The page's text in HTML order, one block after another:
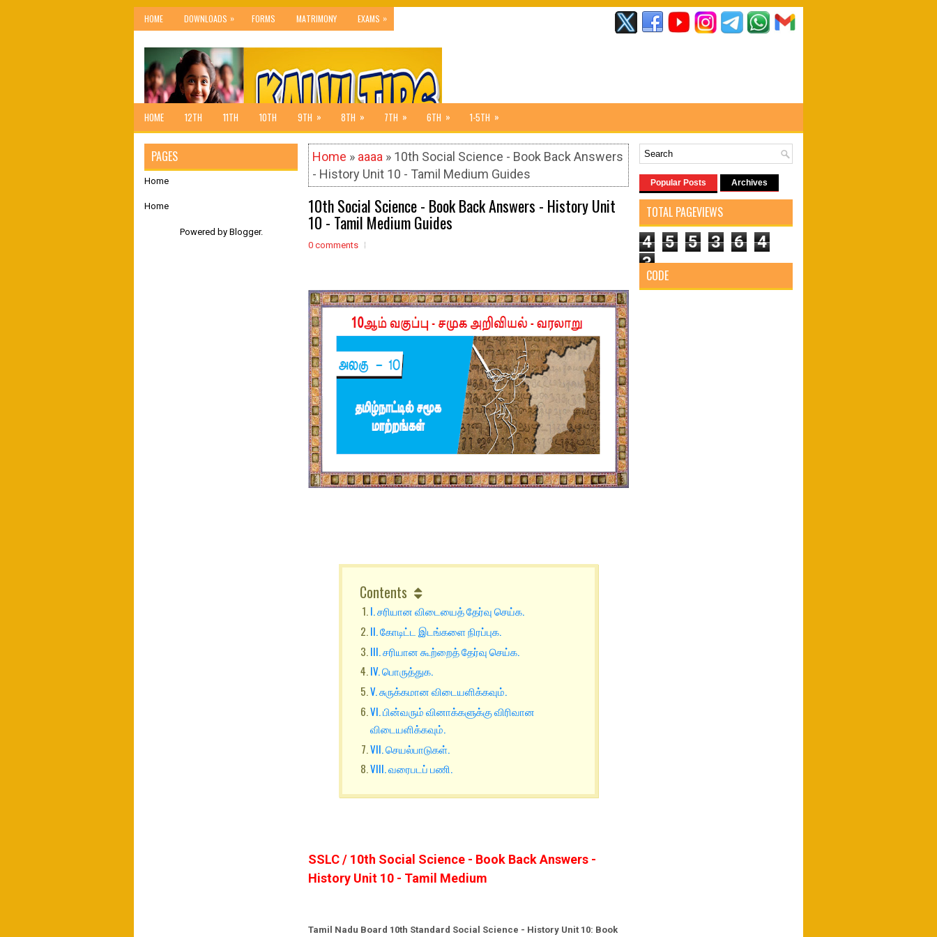
HOME DOWNLOADS » FORMS MATRIMONY EXAMS »
HOME 12TH 11TH 10TH 9TH » 8TH » 7TH » 6TH » 1-5TH »
Home » aaaa » 10th Social Science - Book Back Answers
- History Unit 10 - Tamil Medium Guides
10th Social Science - Book Back Answers - History Unit
10 - Tamil Medium Guides
0 comments
Contents
I. சரியான விடையைத் தேர்வு செய்க.
II. கோடிட்ட இடங்களை நிரப்புக.
III. சரியான கூற்றைத் தேர்வு செய்க.
IV. பொருத்துக.
V. சுருக்கமான விடையளிக்கவும்.
VI. பின்வரும் வினாக்களுக்கு விரிவான
விடையளிக்கவும்.
VII. செயல்பாடுகள்.
VIII. வரைபடப் பணி.
SSLC / 10th Social Science - Book Back Answers -
History Unit 10 - Tamil Medium
Tamil Nadu Board 10th Standard Social Science - History Unit 10: Book
PAGES
Home
Home
Powered by Blogger.
Popular Posts Archives
TOTAL PAGEVIEWS
4 5 5 3 6
4
3
CODE